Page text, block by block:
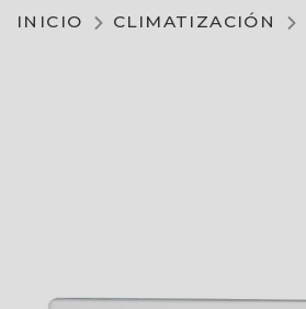
INICIO CLIMATIZACIÓN